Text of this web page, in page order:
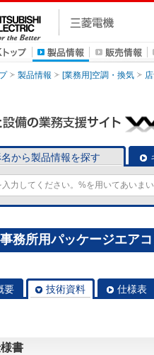
製品情報 [業務用]空調・換気
から製品情報を探す
務所用パッケージエア
要 技術資料 仕様表
書